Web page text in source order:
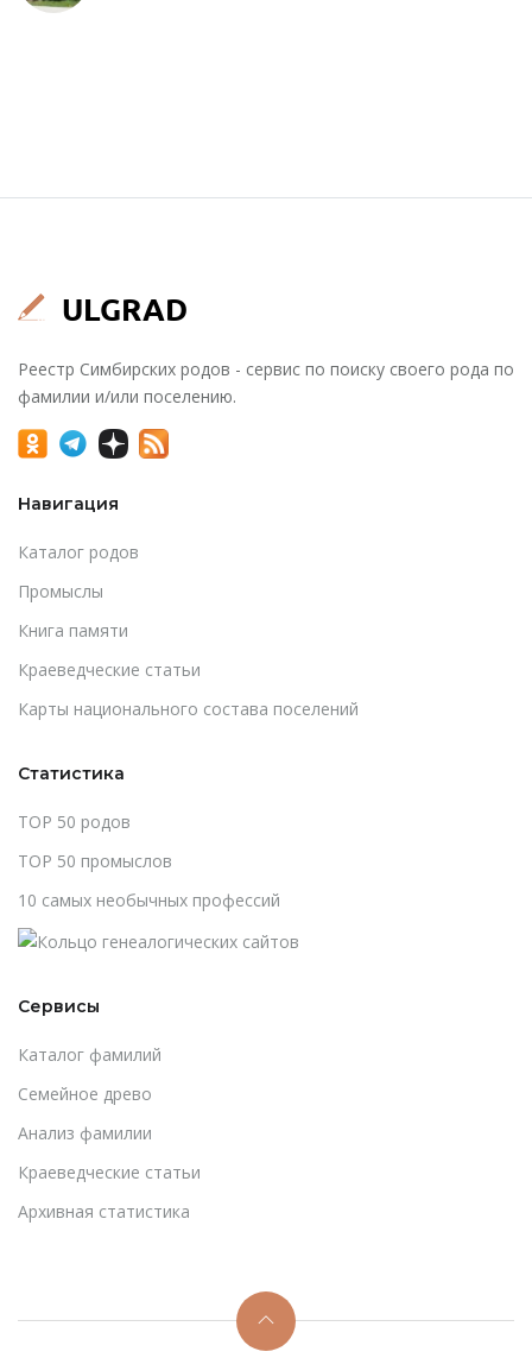
Реестр Симбирских родов - сервис по поиску своего рода по
фамилии и/или поселению.
Навигация
Каталог родов
Промыслы
Книга памяти
Краеведческие статьи
Карты национального состава поселений
Статистика
TOP 50 родов
TOP 50 промыслов
10 самых необычных профессий
Сервисы
Каталог фамилий
Cемейное древо
Анализ фамилии
Краеведческие статьи
Архивная статистика